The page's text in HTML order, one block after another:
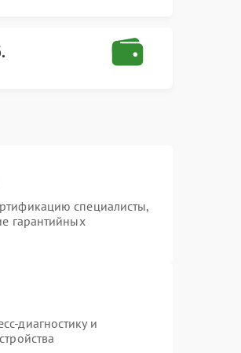
специалисты,
гарантийных
диагностику и